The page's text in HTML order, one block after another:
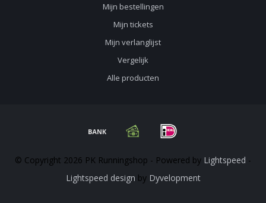
Mijn bestellingen
Mijn tickets
Mijn verlanglijst
Vergelijk
Alle producten
© Copyright 2026 PK Runningshop - Powered by Lightspeed -
Lightspeed design by Dyvelopment